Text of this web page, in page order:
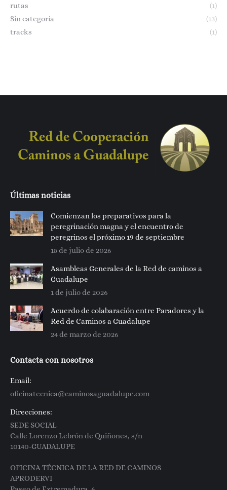
rutas
(1)
Sin categoría
(13)
tracks
(1)
Últimas noticias
Comienzan los preparativos para la
peregrinación magna y el encuentro de
peregrinos el próximo 19 de septiembre
15 de julio de 2026
Asambleas Generales de la Red de caminos a
Guadalupe
1 de julio de 2026
Acuerdo de colabaración entre Paradores y la
Red de Caminos a Guadalupe
24 de marzo de 2026
Contacta con nosotros
Email:
oficinatecnica@caminosaguadalupe.com
Direcciones:
SEDE SOCIAL
Calle Lorenzo Lebrón de Quiñones, s/n
10140-GUADALUPE
OFICINA TÉCNICA DE LA RED DE CAMINOS
APRODERVI